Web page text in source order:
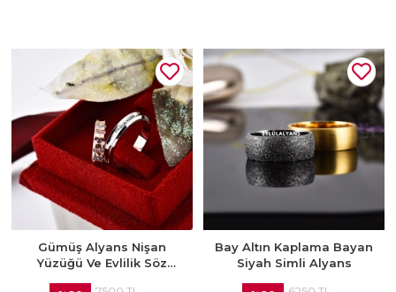
Gümüş Alyans Nişan
Yüzüğü Ve Evlilik Söz
Bay Altın Kaplama Bayan
Siyah Simli Alyans